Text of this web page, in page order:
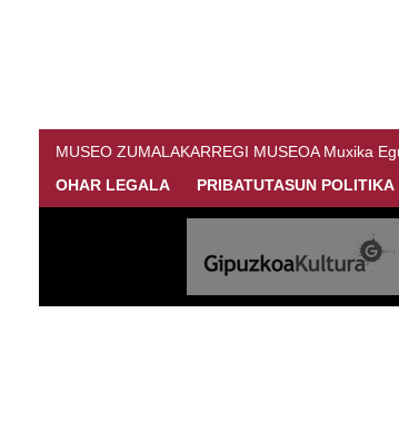
MUSEO ZUMALAKARREGI MUSEOA Muxika
OHAR LEGALA
PRIBATUTASUN POLITIKA